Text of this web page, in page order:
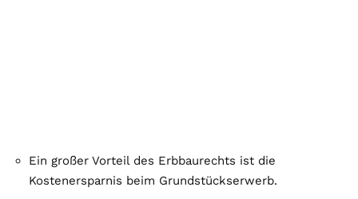
Ein großer Vorteil des Erbbaurechts ist die
Kostenersparnis beim Grundstückserwerb.